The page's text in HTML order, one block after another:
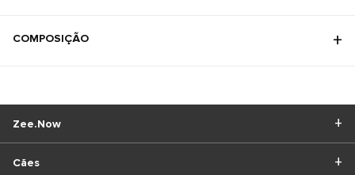
COMPOSIÇÃO
Cães
Zee.Now